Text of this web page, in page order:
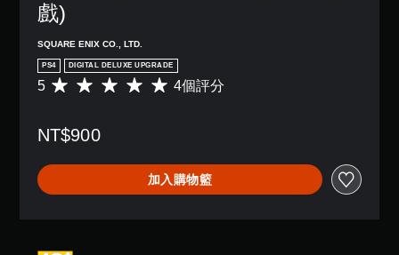
戲)
SQUARE ENIX CO., LTD.
PS4 DIGITAL DELUXE UPGRADE
平
分
5
顆
星
5 4個評分
NT$900
加入購物籃